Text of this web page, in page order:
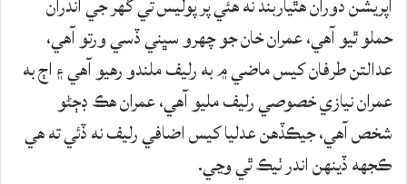
حملو ٿيو آهي، عمران خان جو چهرو سڀني ڏسي ورتو آهي،
عدالتن طرفان کيس ماضي ۾ به رليف ملندو رهيو آهي ۽ اڄ به
عمران نيازي خصوصي رليف مليو آهي، عمران هڪ ڊڄڻو
شخص آهي، جيڪڏهن عدليا کيس اضافي رليف نه ڏئي ته هي
ڪجهه ڏينهن اندر ٺيڪ ٿي وڃي.